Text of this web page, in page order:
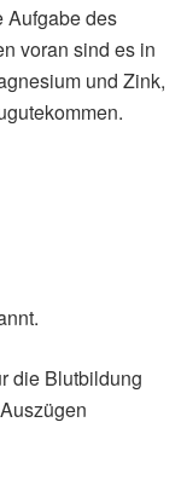
Aufgabe des
voran sind es in
und Zink,
die Blutbildung